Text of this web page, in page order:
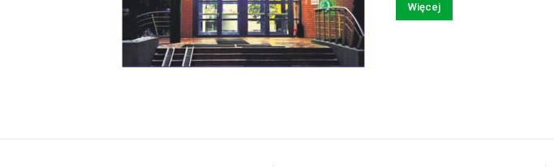
Więcej